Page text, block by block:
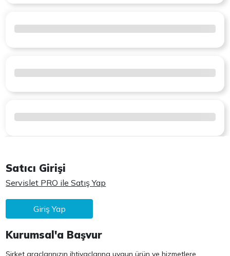
Satıcı Girişi
Servislet PRO ile Satış Yap
Giriş Yap
Kurumsal'a Başvur
Şirket araçlarınızın ihtiyaçlarına uygun ürün ve hizmetlere